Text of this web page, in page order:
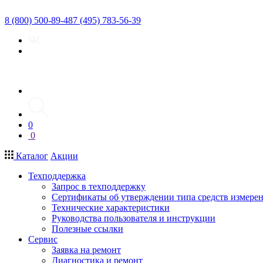
8 (800) 500-89-487 (495) 783-56-39
0
0
Каталог Акции
Техподдержка
Запрос в техподдержку
Сертификаты об утверждении типа средств
Технические характеристики
Руководства пользователя и инструкции
Полезные ссылки
Сервис
Заявка на ремонт
Диагностика и ремонт